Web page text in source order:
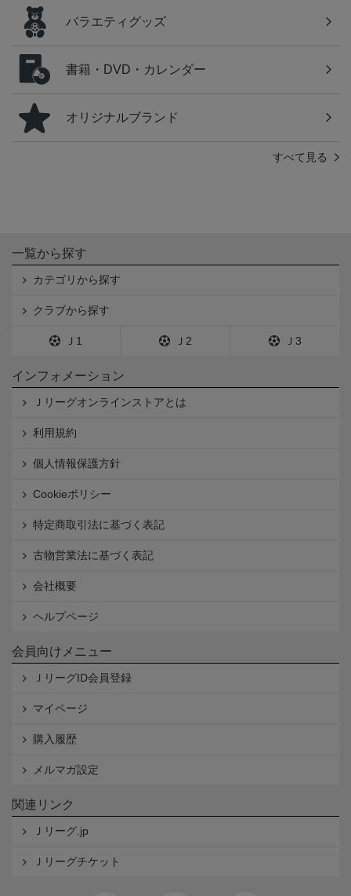
バラエティグッズ
書籍・DVD・カレンダー
オリジナルブランド
すべて見る
一覧から探す
カテゴリから探す
クラブから探す
Ｊ1 Ｊ2 Ｊ3
インフォメーション
Ｊリーグオンラインストアとは
利用規約
個人情報保護方針
Cookieポリシー
特定商取引法に基づく表記
古物営業法に基づく表記
会社概要
ヘルプページ
会員向けメニュー
ＪリーグID会員登録
マイページ
購入履歴
メルマガ設定
関連リンク
Ｊリーグ.jp
Ｊリーグチケット